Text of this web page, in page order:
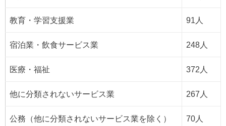
教育・学習支援業 91人
宿泊業・飲食サービス業 248人
医療・福祉 372人
他に分類されないサービス業 267人
公務（他に分類されないサービス業を除く） 70人